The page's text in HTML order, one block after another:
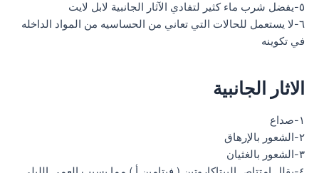
٥-يفضل شرب ماء كثير لتفادي الآثار الجانبية لابل لايت
٦-لا يستعمل للحالات التي تعاني من الحساسيه من المواد الداخله
في تكوينه
الاثار الجانبية
١-صداع
٢-الشعور بالإرهاق
٣-الشعور بالغثيان